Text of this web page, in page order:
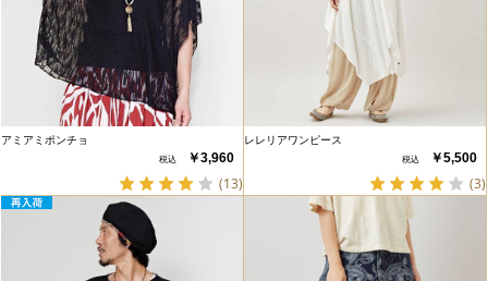
アミアミポンチョ
￥3,960
(13)
レレリアワンピース
￥5,500
(3)